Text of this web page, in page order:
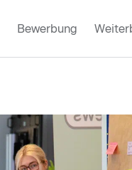
Bewerbung